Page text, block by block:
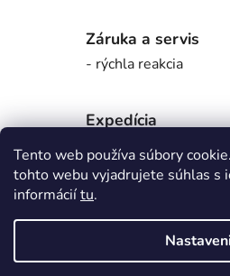
Tento web používa súbory
tohto webu vyjadrujete súhlas s
informáciítu.
Záruka a servis
- rýchla reakcia
Expedícia
- bez zbytočných
Originálna
- tovar určený pre